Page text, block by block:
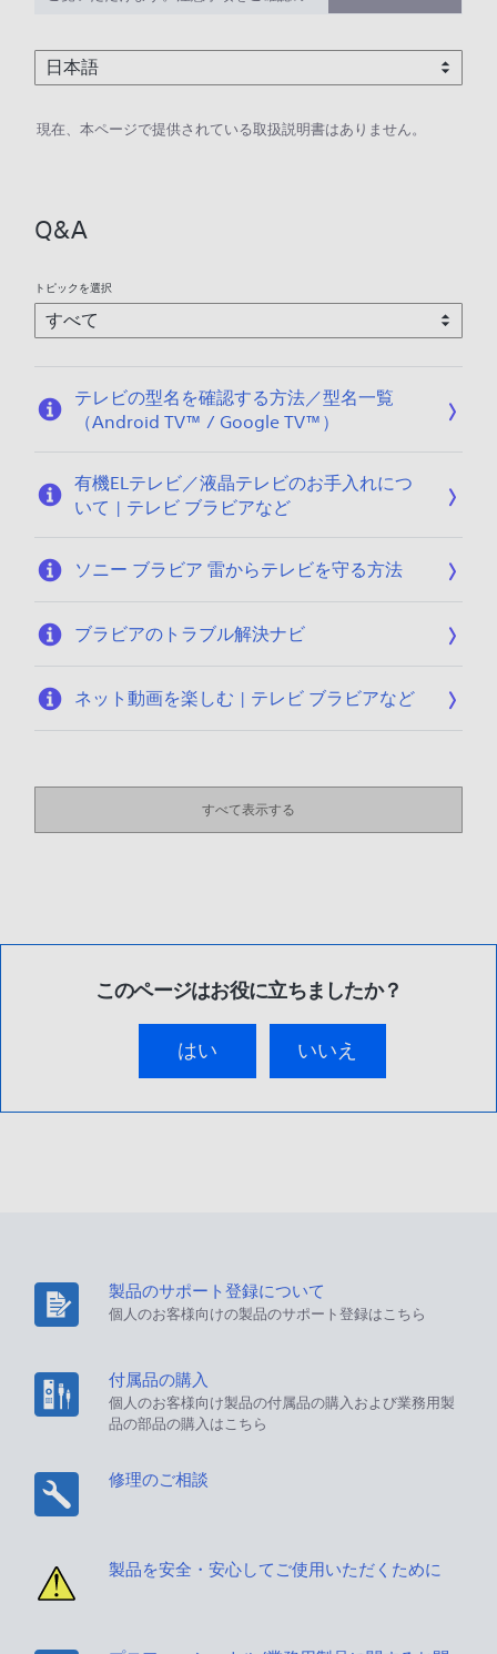
現在、本ページで提供されている取扱説明書はありません。
Q&A
トピックを選択
テレビの型名を確認する方法／型名一覧
（Android TV™ / Google TV™）
有機ELテレビ／液晶テレビのお手入れにつ
いて | テレビ ブラビアなど
ソニー ブラビア 雷からテレビを守る方法
ブラビアのトラブル解決ナビ
ネット動画を楽しむ | テレビ ブラビアなど
すべて表示する
このページはお役に立ちましたか？
はい いいえ
製品のサポート登録について
個人のお客様向けの製品のサポート登録はこちら
付属品の購入
個人のお客様向け製品の付属品の購入および業務用製
品の部品の購入はこちら
修理のご相談
製品を安全・安心してご使用いただくために